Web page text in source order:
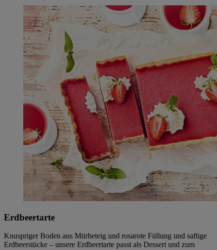
Erdbeertarte
Knuspriger Boden aus Mürbeteig und rosarote Füllung und saftige
Erdbeerstücke – unsere Erdbeertarte passt als Dessert und zum